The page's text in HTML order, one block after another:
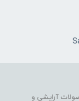
آرایشی و